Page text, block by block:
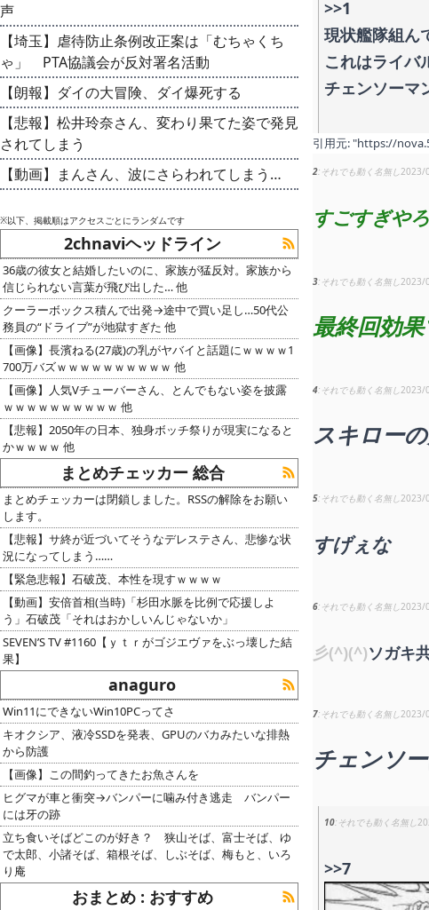
>>1
現状艦隊組ん
これはライバ
チェンソーマ
引用元: "https://
2 それでも動く名無し2023/
すごすぎや
3 それでも動く名無し2023/
最終回効
4 それでも動く名無し2023/
スキロー
5 それでも動く名無し2023/
すげぇな
6 それでも動く名無し2023/
彡(^)(^)ソガキ
7 それでも動く名無し2023/
チェンソ
10 それでも動く名無し
>>7
声
【埼玉】虐待防止条例改正案は「むちゃくち
ゃ」 PTA協議会が反対署名活動
【朗報】ダイの大冒険、ダイ爆死する
【悲報】松井玲奈さん、変わり果てた姿で発見
されてしまう
【動画】まんさん、波にさらわれてしまう…
※以下、掲載順はアクセスごとにランダムです
2chnaviヘッドライン
36歳の彼女と結婚したいのに、家族が猛反対。家族から
信じられない言葉が飛び出した… 他
クーラーボックス積んで出発→途中で買い足し…50代公
務員の“ドライブ”が地獄すぎた 他
【画像】長濱ねる(27歳)の乳がヤバイと話題にｗｗｗｗ1
700万バズｗｗｗｗｗｗｗｗｗｗ 他
【画像】人気Vチューバーさん、とんでもない姿を披露
ｗｗｗｗｗｗｗｗｗｗ 他
【悲報】2050年の日本、独身ボッチ祭りが現実になると
かｗｗｗｗ 他
まとめチェッカー 総合
まとめチェッカーは閉鎖しました。RSSの解除をお願い
します。
【悲報】サ終が近づいてそうなデレステさん、悲惨な状
況になってしまう……
【緊急悲報】石破茂、本性を現すｗｗｗｗ
【動画】安倍首相(当時)「杉田水脈を比例で応援しよ
う」石破茂「それはおかしいんじゃないか」
SEVEN’S TV #1160【ｙｔｒがゴジエヴァをぶっ壊した結
果】
anaguro
Win11にできないWin10PCってさ
キオクシア、液冷SSDを発表、GPUのバカみたいな排熱
から防護
【画像】この間釣ってきたお魚さんを
ヒグマが車と衝突→バンパーに噛み付き逃走 バンパー
には牙の跡
立ち食いそばどこのが好き？ 狭山そば、富士そば、ゆ
で太郎、小諸そば、箱根そば、しぶそば、梅もと、いろ
り庵
おまとめ : おすすめ